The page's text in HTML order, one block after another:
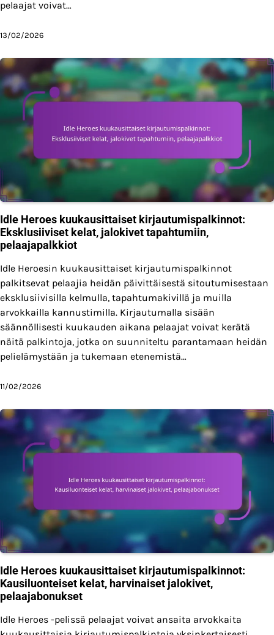
pelaajat voivat…
13/02/2026
Idle Heroes kuukausittaiset kirjautumispalkinnot:
Eksklusiiviset kelat, jalokivet tapahtumiin,
pelaajapalkkiot
Idle Heroesin kuukausittaiset kirjautumispalkinnot
palkitsevat pelaajia heidän päivittäisestä sitoutumisestaan
eksklusiivisilla kelmulla, tapahtumakivillä ja muilla
arvokkailla kannustimilla. Kirjautumalla sisään
säännöllisesti kuukauden aikana pelaajat voivat kerätä
näitä palkintoja, jotka on suunniteltu parantamaan heidän
pelielämystään ja tukemaan etenemistä…
11/02/2026
Idle Heroes kuukausittaiset kirjautumispalkinnot:
Kausiluonteiset kelat, harvinaiset jalokivet,
pelaajabonukset
Idle Heroes -pelissä pelaajat voivat ansaita arvokkaita